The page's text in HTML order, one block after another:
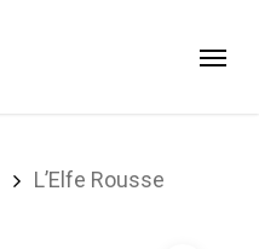
L’Elfe Rousse